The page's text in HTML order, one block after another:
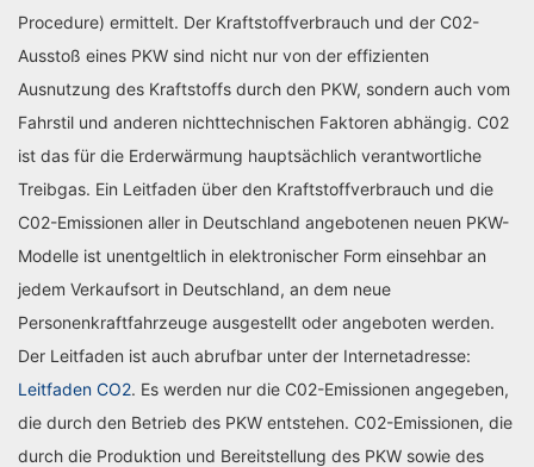
Procedure) ermittelt. Der Kraftstoffverbrauch und der C02-
Ausstoß eines PKW sind nicht nur von der effizienten
Ausnutzung des Kraftstoffs durch den PKW, sondern auch vom
Fahrstil und anderen nichttechnischen Faktoren abhängig. C02
ist das für die Erderwärmung hauptsächlich verantwortliche
Treibgas. Ein Leitfaden über den Kraftstoffverbrauch und die
C02-Emissionen aller in Deutschland angebotenen neuen PKW-
Modelle ist unentgeltlich in elektronischer Form einsehbar an
jedem Verkaufsort in Deutschland, an dem neue
Personenkraftfahrzeuge ausgestellt oder angeboten werden.
Der Leitfaden ist auch abrufbar unter der Internetadresse:
Leitfaden CO2. Es werden nur die C02-Emissionen angegeben,
die durch den Betrieb des PKW entstehen. C02-Emissionen, die
durch die Produktion und Bereitstellung des PKW sowie des